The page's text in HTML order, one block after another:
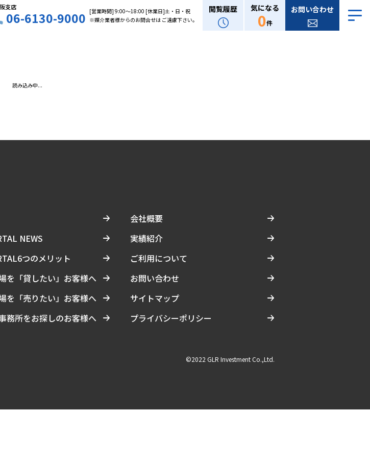
支店
06-6130-9000 [営業時間] 9:00〜18:00 [休業日]土・日・祝
※媒介業者様からのお問合せは ご遠慮下さい。
閲覧履歴 気になる
0件
お問い合わせ
読み込み中...
NEWS
つのメリット
を「貸したい」お客様へ
を「売りたい」お客様へ
務所をお探しのお客様へ
会社概要
実績紹介
ご利用について
お問い合わせ
サイトマップ
プライバシーポリシー
©2022 GLR Investment Co.,Ltd.